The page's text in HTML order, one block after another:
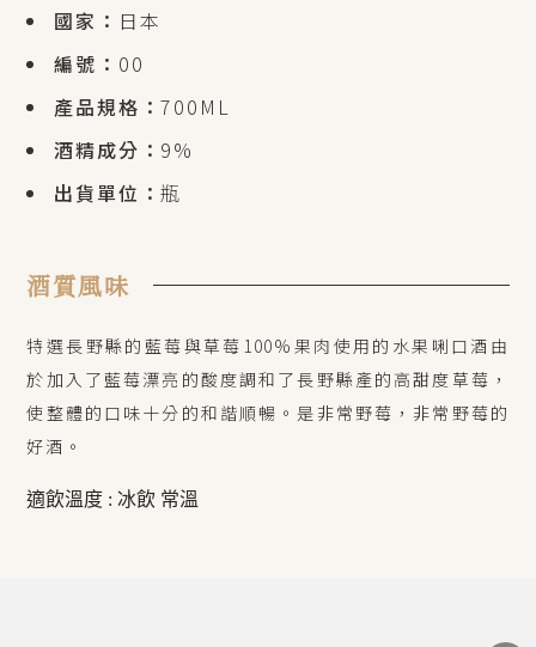
國家： 日本
編號： 00
產品規格：700ML
酒精成分： 9%
出貨單位：瓶
酒質風味
特選長野縣的藍莓與草莓100%果肉使用的水果唎口酒由
於加入了藍莓漂亮的酸度調和了長野縣產的高甜度草莓，
使整體的口味十分的和諧順暢。是非常野莓，非常野莓的
好酒。
適飲溫度 : 冰飲 常溫